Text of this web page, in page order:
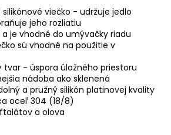
viečko - udržuje jedlo
jeho rozliatiu
a je vhodné do umývačky riadu
sú vhodné na použitie v
- úspora úložného priestoru
nádoba ako sklenená
a pružný silikón platinovej kvality
oceľ 304 (18/8)
ftalátov a olova